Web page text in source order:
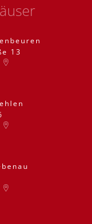
13